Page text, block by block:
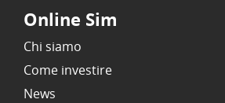
Online Sim
Chi siamo
Come investire
News